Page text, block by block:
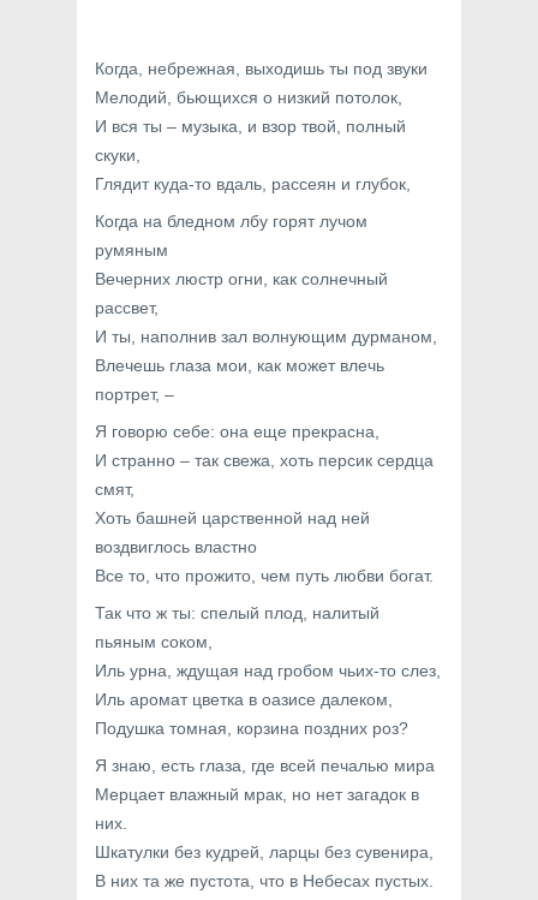
Когда, небрежная, выходишь ты под звуки
Мелодий, бьющихся о низкий потолок,
И вся ты – музыка, и взор твой, полный
скуки,
Глядит куда-то вдаль, рассеян и глубок,
Когда на бледном лбу горят лучом
румяным
Вечерних люстр огни, как солнечный
рассвет,
И ты, наполнив зал волнующим дурманом,
Влечешь глаза мои, как может влечь
портрет, –
Я говорю себе: она еще прекрасна,
И странно – так свежа, хоть персик сердца
смят,
Хоть башней царственной над ней
воздвиглось властно
Все то, что прожито, чем путь любви богат.
Так что ж ты: спелый плод, налитый
пьяным соком,
Иль урна, ждущая над гробом чьих-то слез,
Иль аромат цветка в оазисе далеком,
Подушка томная, корзина поздних роз?
Я знаю, есть глаза, где всей печалью мира
Мерцает влажный мрак, но нет загадок в
них.
Шкатулки без кудрей, ларцы без сувенира,
В них та же пустота, что в Небесах пустых.